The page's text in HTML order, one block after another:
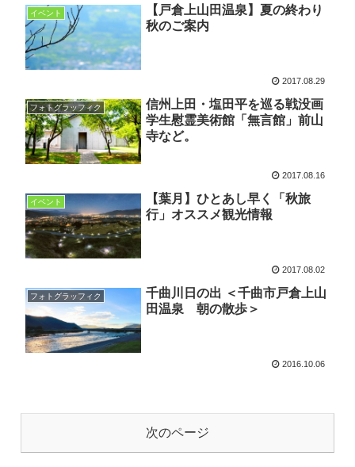
イベント
【戸倉上山田温泉】夏の終わり
秋のご案内
2017.08.29
フォトグラッフィク
信州上田・塩田平を巡る戦没画
学生慰霊美術館「無言館」前山
寺など。
2017.08.16
イベント
【葉月】ひとあし早く「秋旅
行」オススメ観光情報
2017.08.02
フォトグラッフィク
千曲川日の出 ＜千曲市戸倉上山
田温泉 朝の散歩＞
2016.10.06
次のページ